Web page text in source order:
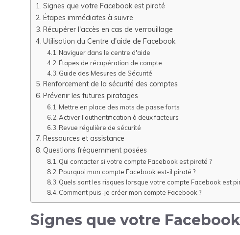
Signes que votre Facebook est piraté
Étapes immédiates à suivre
Récupérer l'accès en cas de verrouillage
Utilisation du Centre d'aide de Facebook
Naviguer dans le centre d'aide
Étapes de récupération de compte
Guide des Mesures de Sécurité
Renforcement de la sécurité des comptes
Prévenir les futures piratages
Mettre en place des mots de passe forts
Activer l'authentification à deux facteurs
Revue régulière de sécurité
Ressources et assistance
Questions fréquemment posées
Qui contacter si votre compte Facebook est piraté ?
Pourquoi mon compte Facebook est-il piraté ?
Quels sont les risques lorsque votre compte Facebook est
Comment puis-je créer mon compte Facebook ?
Signes que votre